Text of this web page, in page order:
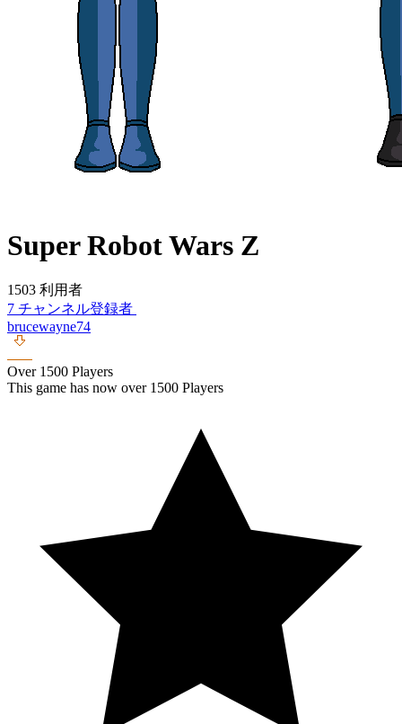
Super Robot Wars Z
1503 利用者
7 チャンネル登録者
brucewayne74
Over 1500 Players
This game has now over 1500 Players